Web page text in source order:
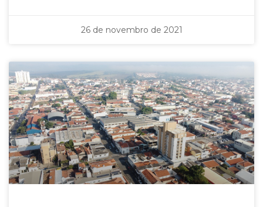
26 de novembro de 2021